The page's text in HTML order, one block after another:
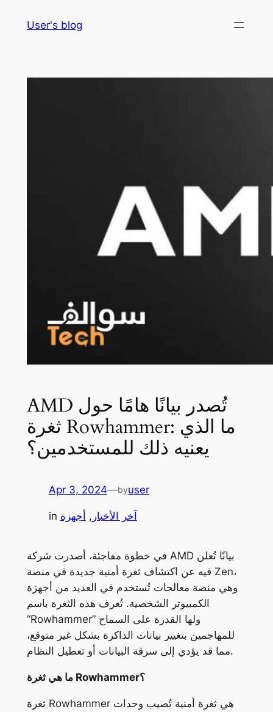
User's blog
AMD تُصدر بيانًا هامًا حول
ثغرة Rowhammer: ما الذي
يعنيه ذلك للمستخدمين؟
Apr 3, 2024—byuser
in آخر الأخبار , أجهزة
في خطوة مفاجئة، أصدرت شركة AMD بيانًا تُعلن
فيه عن اكتشاف ثغرة أمنية جديدة في منصة Zen،
وهي منصة معالجات تُستخدم في العديد من أجهزة
الكمبيوتر الشخصية. تُعرف هذه الثغرة باسم
“Rowhammer” ولها القدرة على السماح
للمهاجمين بتغيير بيانات الذاكرة بشكل غير متوقع،
مما قد يؤدي إلى سرقة البيانات أو تعطيل النظام.
ما هي ثغرة Rowhammer؟
ثغرة Rowhammer هي ثغرة أمنية تُصيب وحدات